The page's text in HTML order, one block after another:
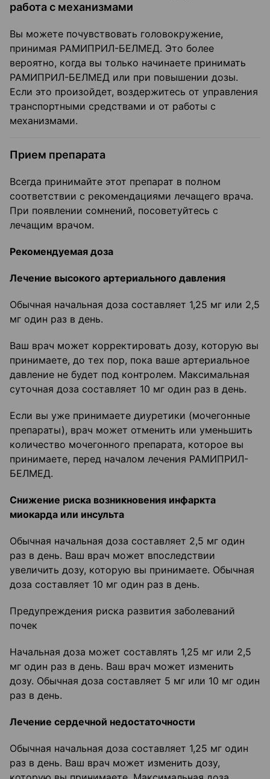
работа с механизмами
Вы можете почувствовать головокружение,
принимая РАМИПРИЛ-БЕЛМЕД. Это более
вероятно, когда вы только начинаете принимать
РАМИПРИЛ-БЕЛМЕД или при повышении дозы.
Если это произойдет, воздержитесь от управления
транспортными средствами и от работы с
механизмами.
Прием препарата
Всегда принимайте этот препарат в полном
соответствии с рекомендациями лечащего врача.
При появлении сомнений, посоветуйтесь с
лечащим врачом.
Рекомендуемая доза
Лечение высокого артериального давления
Обычная начальная доза составляет 1,25 мг или 2,5
мг один раз в день.
Ваш врач может корректировать дозу, которую вы
принимаете, до тех пор, пока ваше артериальное
давление не будет под контролем. Максимальная
суточная доза составляет 10 мг один раз в день.
Если вы уже принимаете диуретики (мочегонные
препараты), врач может отменить или уменьшить
количество мочегонного препарата, которое вы
принимаете, перед началом лечения РАМИПРИЛ-
БЕЛМЕД.
Снижение риска возникновения инфаркта
миокарда или инсульта
Обычная начальная доза составляет 2,5 мг один
раз в день. Ваш врач может впоследствии
увеличить дозу, которую вы принимаете. Обычная
доза составляет 10 мг один раз в день.
Предупреждения риска развития заболеваний
почек
Начальная доза может составлять 1,25 мг или 2,5
мг один раз в день. Ваш врач может изменить
дозу. Обычная доза составляет 5 мг или 10 мг один
раз в день.
Лечение сердечной недостаточности
Обычная начальная доза составляет 1,25 мг один
раз в день. Ваш врач может изменить дозу,